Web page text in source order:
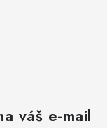
váš e-mail